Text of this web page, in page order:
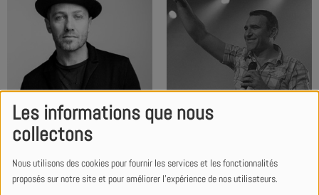
Les informations que nous
collectons
Nous utilisons des cookies pour fournir les services et les fonctionnalités
proposés sur notre site et pour améliorer l'expérience de nos utilisateurs.
TobyMac